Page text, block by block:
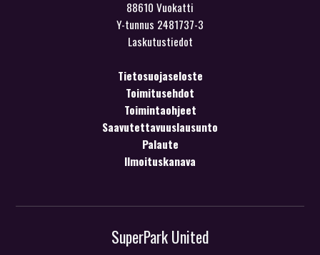
88610 Vuokatti
Y-tunnus 2481737-3
Laskutustiedot
Tietosuojaseloste
Toimitusehdot
Toimintaohjeet
Saavutettavuuslausunto
Palaute
Ilmoituskanava
SuperPark United